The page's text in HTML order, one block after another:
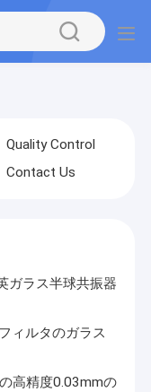
Quality Control
Contact Us
ガラス半球共振器
ィルタのガラス
高精度0.03mmの